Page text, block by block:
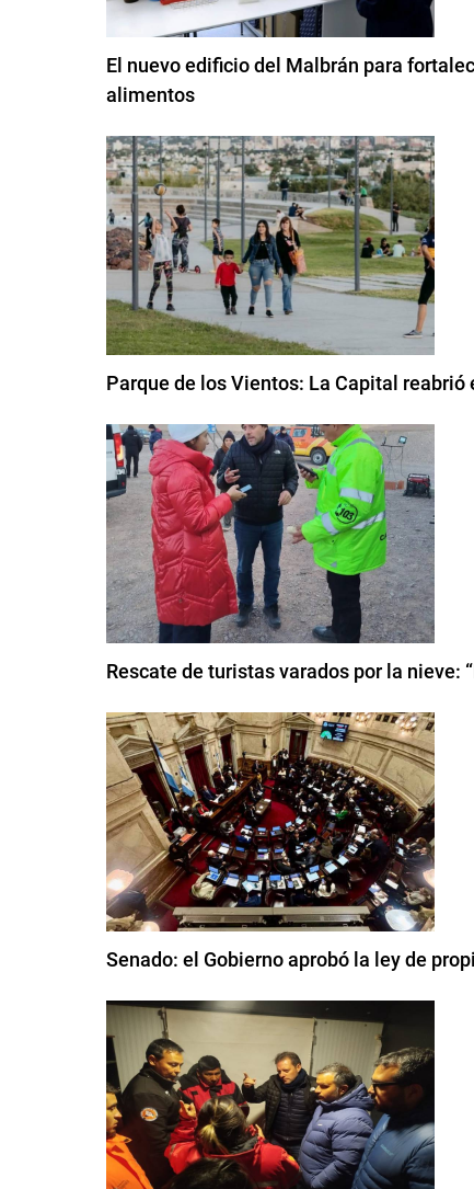
El nuevo edificio del Malbrán para
alimentos
Parque de los Vientos: La Capital
Rescate de turistas varados por la nieve:
Senado: el Gobierno aprobó la ley de